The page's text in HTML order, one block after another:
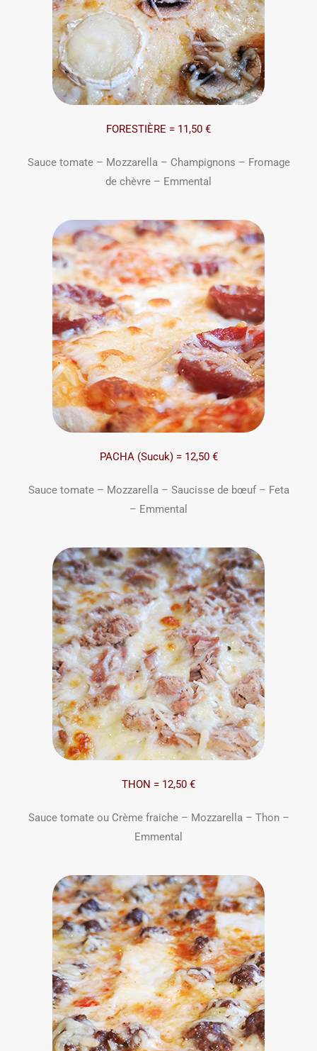
FORESTIÈRE = 11,50 €
Sauce tomate – Mozzarella – Champignons – Fromage
de chèvre – Emmental
PACHA (Sucuk) = 12,50 €
Sauce tomate – Mozzarella – Saucisse de bœuf – Feta
– Emmental
THON = 12,50 €
Sauce tomate ou Crème fraiche – Mozzarella – Thon –
Emmental